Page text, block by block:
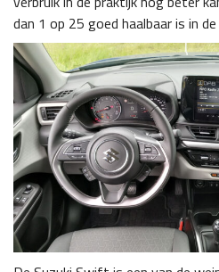
dan 1 op 25 goed haalbaar is in